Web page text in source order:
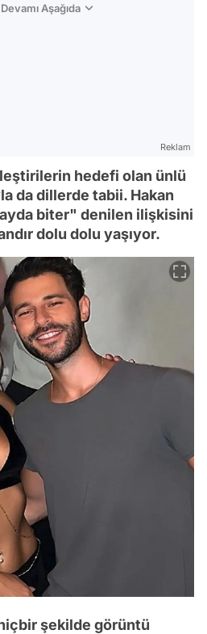
Aşağıda
Reklam
hedefi olan ünlü
da dillerde tabii. Hakan
biter" denilen ilişkisini
dolu dolu yaşıyor.
şekilde görüntü